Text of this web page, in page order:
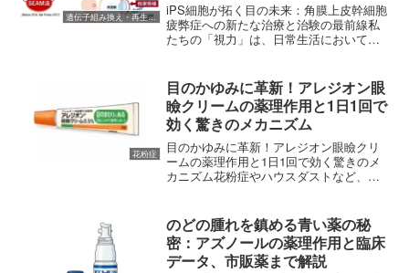
遺伝子組み換え・再生医療
iPS細胞が拓く目の未来：角膜上皮幹細胞
疲弊症への新たな治療と治験の最前線私
たちの「視力」は、日常生活において情
の難病に苦しんでいる方々が少なくあり
ません。その中の一つ...
花粉症
目のかゆみに革新！アレジオン眼
瞼クリームの薬理作用と1日1回で
効く驚きのメカニズム
目のかゆみに革新！アレジオン眼瞼クリ
ームの薬理作用と1日1回で効く驚きのメ
カニズム花粉症やハウスダストなど、ア
著しく低下させる厄介な症状です。これ
まで、目のかゆみに対す...
のどの腫れを鎮める青い薬の秘
密：アズノールの薬理作用と臨床
データ、市販薬まで解説